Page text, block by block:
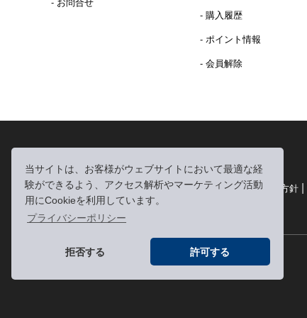
当サイトは、お客様がウェブサイトにおいて最適な経
験ができるよう、アクセス解析やマーケティング活動
用にCookieを利用しています。
プライバシーポリシー
拒否する 許可する
- 購入履歴
- ポイント情報
- 会員解除
利用規約|個人情報の取り扱いについて| 個人情報保護方針 |
特定商取引法に基づく表記